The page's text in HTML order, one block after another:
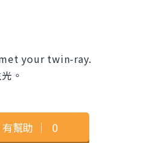
your twin-ray.
。
有幫助 ｜ 0